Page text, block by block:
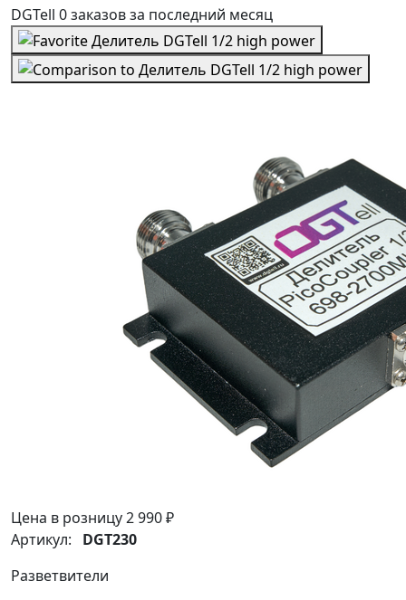
DGTell 0 заказовза последний месяц
Цена в розницу2 990 ₽
Артикул: DGT230
Разветвители